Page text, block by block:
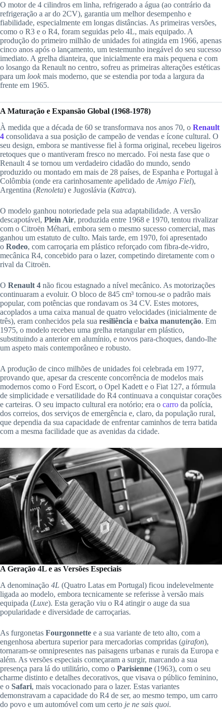
O motor de 4 cilindros em linha, refrigerado a água (ao contrário da
refrigeração a ar do 2CV), garantia um melhor desempenho e
fiabilidade, especialmente em longas distâncias. As primeiras versões,
como o R3 e o R4, foram seguidas pelo 4L, mais equipado. A
produção do primeiro milhão de unidades foi atingida em 1966, apenas
cinco anos após o lançamento, um testemunho inegável do seu sucesso
imediato. A grelha dianteira, que inicialmente era mais pequena e com
o losango da Renault no centro, sofreu as primeiras alterações estéticas
para um look mais moderno, que se estendia por toda a largura da
frente em 1965.
A Maturação e Expansão Global (1968-1978)
À medida que a década de 60 se transformava nos anos 70, o Renault
4 consolidava a sua posição de campeão de vendas e ícone cultural. O
seu design, embora se mantivesse fiel à forma original, recebeu ligeiros
retoques que o mantiveram fresco no mercado. Foi nesta fase que o
Renault 4 se tornou um verdadeiro cidadão do mundo, sendo
produzido ou montado em mais de 28 países, de Espanha e Portugal à
Colômbia (onde era carinhosamente apelidado de Amigo Fiel),
Argentina (Renoleta) e Jugoslávia (Katrca).
O modelo ganhou notoriedade pela sua adaptabilidade. A versão
descapotável, Plein Air, produzida entre 1968 e 1970, tentou rivalizar
com o Citroën Méhari, embora sem o mesmo sucesso comercial, mas
ganhou um estatuto de culto. Mais tarde, em 1970, foi apresentado
o Rodeo, com carroçaria em plástico reforçado com fibra-de-vidro,
mecânica R4, concebido para o lazer, competindo diretamente com o
rival da Citroën.
O Renault 4 não ficou estagnado a nível mecânico. As motorizações
continuaram a evoluir. O bloco de 845 cm³ tornou-se o padrão mais
popular, com potências que rondavam os 34 CV. Estes motores,
acoplados a uma caixa manual de quatro velocidades (inicialmente de
três), eram conhecidos pela sua resiliência e baixa manutenção. Em
1975, o modelo recebeu uma grelha retangular em plástico,
substituindo a anterior em alumínio, e novos para-choques, dando-lhe
um aspeto mais contemporâneo e robusto.
A produção de cinco milhões de unidades foi celebrada em 1977,
provando que, apesar da crescente concorrência de modelos mais
modernos como o Ford Escort, o Opel Kadett e o Fiat 127, a fórmula
de simplicidade e versatilidade do R4 continuava a conquistar corações
e carteiras. O seu impacto cultural era notório; era o carro da polícia,
dos correios, dos serviços de emergência e, claro, da população rural,
que dependia da sua capacidade de enfrentar caminhos de terra batida
com a mesma facilidade que as avenidas da cidade.
A Geração 4L e as Versões Especiais
A denominação 4L (Quatro Latas em Portugal) ficou indelevelmente
ligada ao modelo, embora tecnicamente se referisse à versão mais
equipada (Luxe). Esta geração viu o R4 atingir o auge da sua
popularidade e diversidade de carroçarias.
As furgonetas Fourgonnette e a sua variante de teto alto, com a
engenhosa abertura superior para mercadorias compridas (girafon),
tornaram-se omnipresentes nas paisagens urbanas e rurais da Europa e
além. As versões especiais começaram a surgir, marcando a sua
presença para lá do utilitário, como o Parisienne (1963), com o seu
charme distinto e detalhes decorativos, que visava o público feminino,
e o Safari, mais vocacionado para o lazer. Estas variantes
demonstravam a capacidade do R4 de ser, ao mesmo tempo, um carro
do povo e um automóvel com um certo je ne sais quoi.